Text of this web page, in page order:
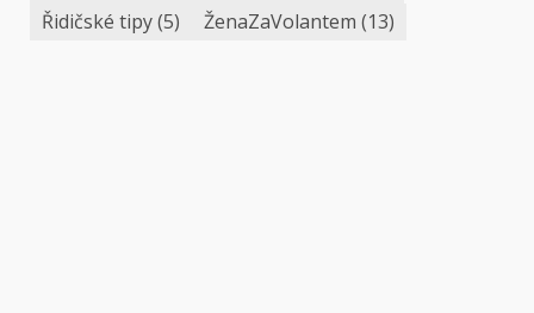
Řidičské tipy(5) ŽenaZaVolantem (13)